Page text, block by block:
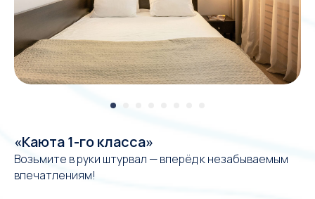
«Каюта 1-го класса»
Возьмите в руки штурвал — вперёд к незабываемым
впечатлениям!